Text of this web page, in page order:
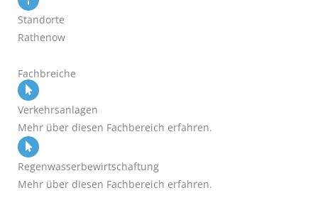
Standorte
Rathenow
Fachbreiche
Verkehrsanlagen
Mehr über diesen Fachbereich erfahren.
Regenwasserbewirtschaftung
Mehr über diesen Fachbereich erfahren.